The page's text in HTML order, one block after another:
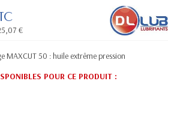
€
MAXCUT 50 : huile extrême pression
POUR CE PRODUIT :